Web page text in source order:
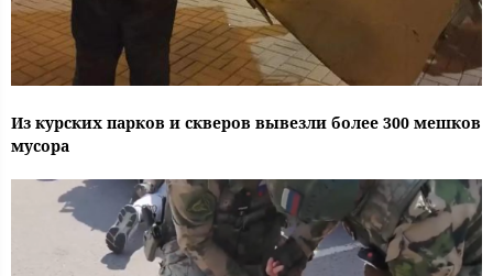
Из курских парков и скверов вывезли более 300 мешков
мусора